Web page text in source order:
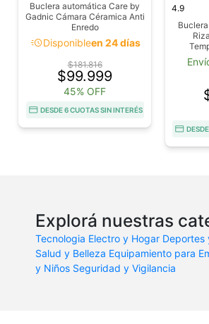
Buclera automática Care by
Gadnic Cámara Céramica Anti
Enredo
acuteDisponibleen 24 días
$181.816
$99.999
45% OFF
DESDE 6 CUOTAS SIN INTERÉS
4.9
Explorá nuestras
Tecnologia Electro y Hogar Deportes
Salud y Belleza Equipamiento para
y Niños Seguridad y Vigilancia